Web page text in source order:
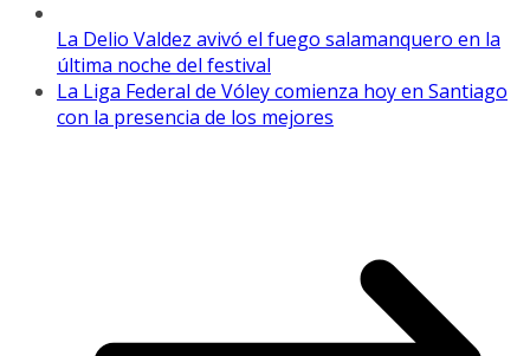
La Delio Valdez avivó el fuego salamanquero en la
última noche del festival
La Liga Federal de Vóley comienza hoy en Santiago
con la presencia de los mejores